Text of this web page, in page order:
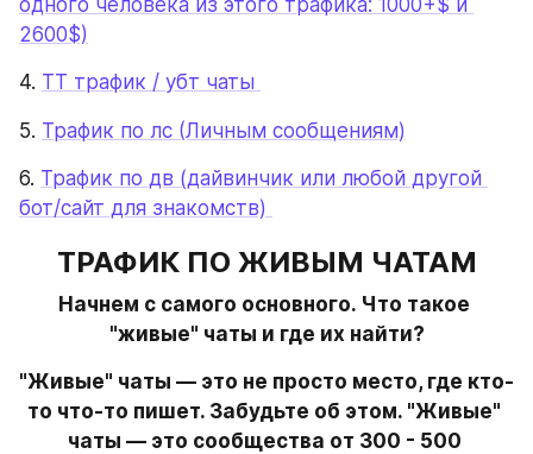
одного человека из этого трафика: 1000+$ и
2600$)
4. ТТ трафик / убт чаты
5. Трафик по лс (Личным сообщениям)
6. Трафик по дв (дайвинчик или любой другой
бот/сайт для знакомств)
ТРАФИК ПО ЖИВЫМ ЧАТАМ
Начнем с самого основного. Что такое
"живые" чаты и где их найти?
"Живые" чаты — это не просто место, где кто-
то что-то пишет. Забудьте об этом. "Живые"
чаты — это сообщества от 300 - 500